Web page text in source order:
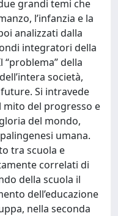
grandi temi che
l’infanzia e la
analizzati dalla
integratori della
della
società,
Si intravede
del progresso e
del mondo,
umana.
tra scuola e
correlati di
della scuola il
dell’educazione
nella seconda